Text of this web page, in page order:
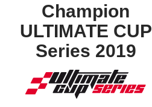
Champion
ULTIMATE CUP
Series 2019